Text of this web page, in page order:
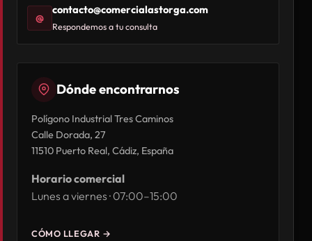
@
contacto@comercialastorga.com
Respondemos a tu consulta
Dónde encontrarnos
Polígono Industrial Tres Caminos
Calle Dorada, 27
11510 Puerto Real, Cádiz, España
Horario comercial
Lunes a viernes · 07:00–15:00
CÓMO LLEGAR →